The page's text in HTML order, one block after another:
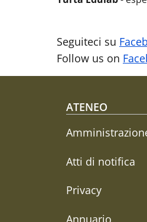
Seguiteci su
Follow us on
ATENEO
Atti di notifica
Privacy
Annuario